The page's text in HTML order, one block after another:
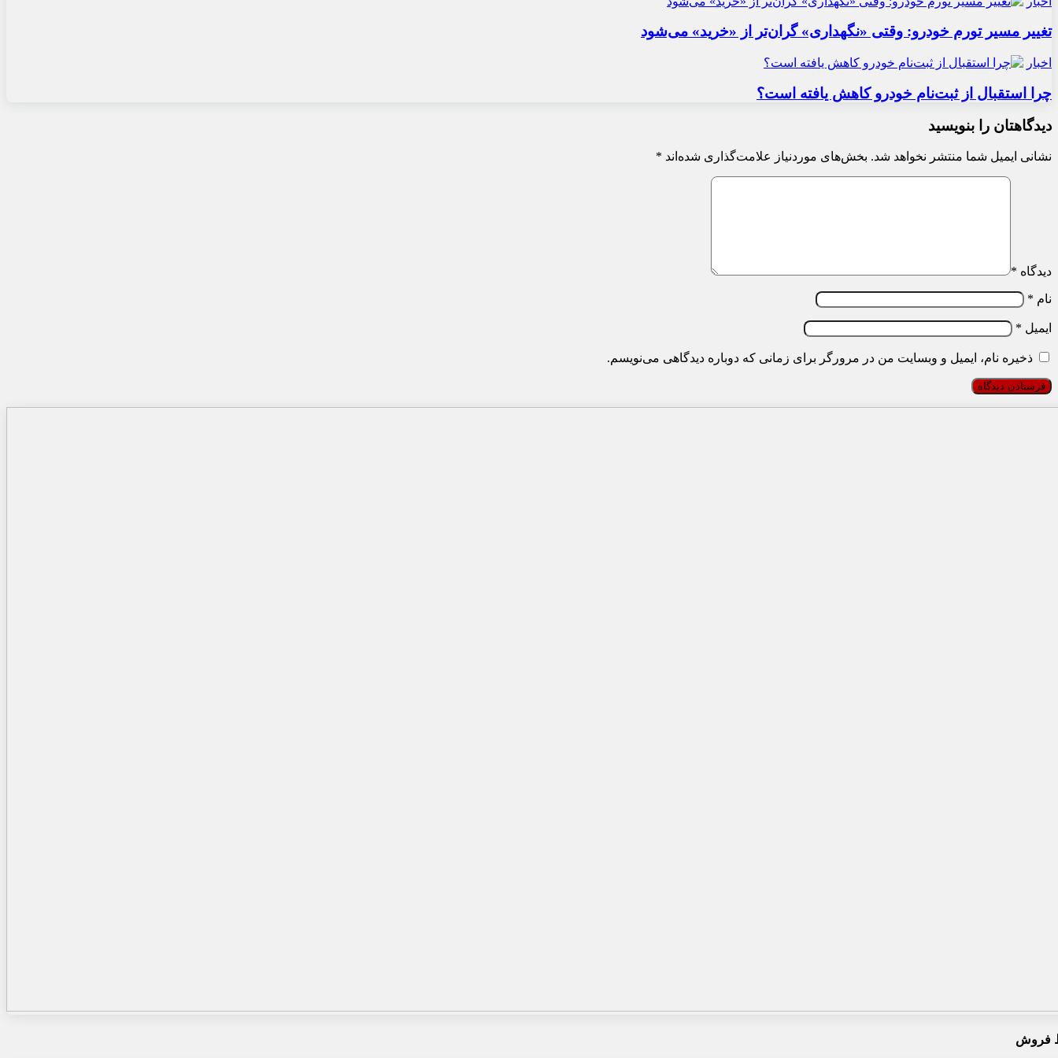
تغییر مسیر تورم خودرو: وقتی «نگهداری» گران‌تر از «خرید» می‌شود
اخبار
چرا استقبال از ثبت‌نام خودرو کاهش یافته است؟
دیدگاهتان را بنویسید
نشانی ایمیل شما منتشر نخواهد شد. بخش‌های موردنیاز علامت‌گذاری شده‌اند *
دیدگاه *
نام *
ایمیل *
ذخیره نام، ایمیل و وبسایت من در مرورگر برای زمانی که دوباره دیدگاهی می‌نویسم.
فروش